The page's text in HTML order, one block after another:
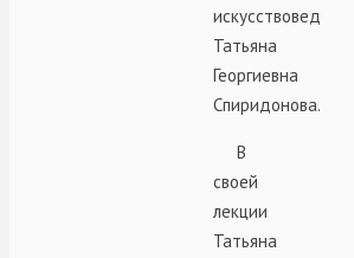
искусствовед
Татьяна
Георгиевна
Спиридонова.
В
своей
лекции
Татьяна